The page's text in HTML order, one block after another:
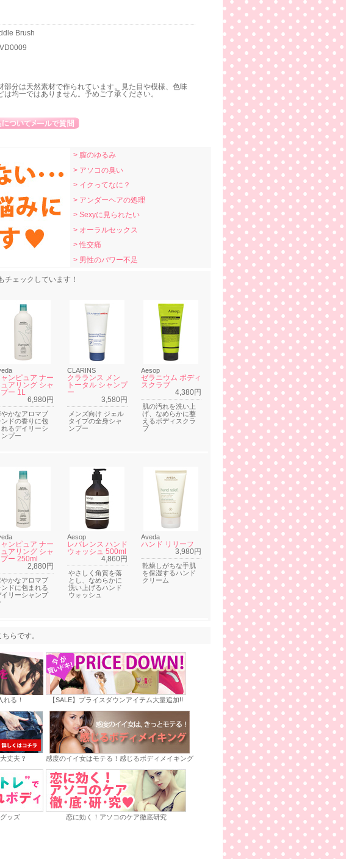
Brush
部分は天然素材で作られています。見た目や模様、色味
は均一ではありません。予めご了承ください。
> 膣のゆるみ
> アソコの臭い
> イクってなに？
> アンダーヘアの処理
> Sexyに見られたい
> オーラルセックス
> 性交痛
> 男性のパワー不足
チェックしています！
ンピュア ナー
アリング シャ
ー 1L
6,980円
やかなアロマブ
ンドの香りに包
れるデイリーシ
ンプー
CLARINS
クラランス メン
トータル シャンプ
ー
3,580円
メンズ向け ジェル
タイプの全身シャ
ンプー
Aesop
ゼラニウム ボディ
スクラブ
4,380円
肌の汚れを洗い上
げ、なめらかに整
えるボディスクラ
ブ
ンピュア ナー
アリング シャ
ー 250ml
2,880円
やかなアロマブ
ンドに包まれる
イリーシャンプ
Aesop
レバレンス ハンド
ウォッシュ 500ml
4,860円
やさしく角質を落
とし、なめらかに
洗い上げるハンド
ウォッシュ
Aveda
ハンド リリーフ
3,980円
乾燥しがちな手肌
を保湿するハンド
クリーム
らです。
る！ 【SALE】プライスダウンアイテム大量追加!!
丈夫？ 感度のイイ女はモテる！感じるボディメイキング
ッズ 恋に効く！アソコのケア徹底研究